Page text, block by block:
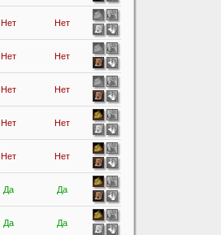
Нет Нет
Нет Нет
Нет Нет
Нет Нет
Нет Нет
Да Да
Да Да